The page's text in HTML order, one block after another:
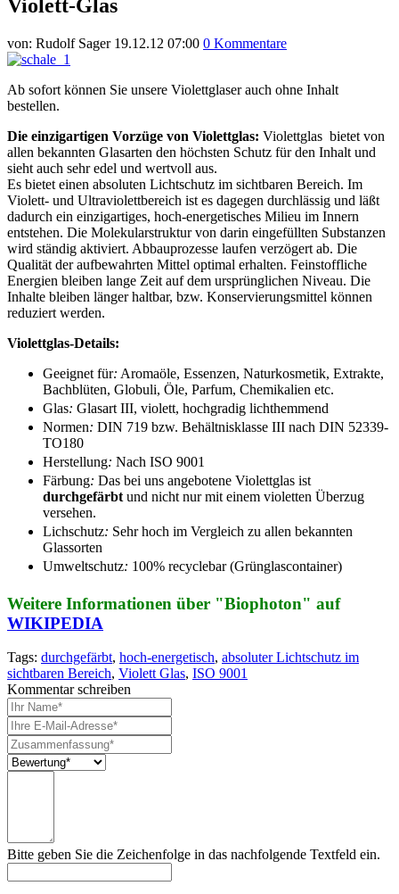
Violett-Glas
von: Rudolf Sager 19.12.12 07:00 0 Kommentare
Ab sofort können Sie unsere Violettglaser auch ohne Inhalt
bestellen.
Die einzigartigen Vorzüge von Violettglas: Violettglas bietet von
allen bekannten Glasarten den höchsten Schutz für den Inhalt und
sieht auch sehr edel und wertvoll aus.
Es bietet einen absoluten Lichtschutz im sichtbaren Bereich. Im
Violett- und Ultraviolettbereich ist es dagegen durchlässig und läßt
dadurch ein einzigartiges, hoch-energetisches Milieu im Innern
entstehen. Die Molekularstruktur von darin eingefüllten Substanzen
wird ständig aktiviert. Abbauprozesse laufen verzögert ab. Die
Qualität der aufbewahrten Mittel optimal erhalten. Feinstoffliche
Energien bleiben lange Zeit auf dem ursprünglichen Niveau. Die
Inhalte bleiben länger haltbar, bzw. Konservierungsmittel können
reduziert werden.
Violettglas-Details:
Geeignet für: Aromaöle, Essenzen, Naturkosmetik, Extrakte,
Bachblüten, Globuli, Öle, Parfum, Chemikalien etc.
Glas: Glasart III, violett, hochgradig lichthemmend
Normen: DIN 719 bzw. Behältnisklasse III nach DIN 52339-
TO180
Herstellung: Nach ISO 9001
Färbung: Das bei uns angebotene Violettglas ist
durchgefärbt und nicht nur mit einem violetten Überzug
versehen.
Lichschutz: Sehr hoch im Vergleich zu allen bekannten
Glassorten
Umweltschutz: 100% recyclebar (Grünglascontainer)
Weitere Informationen über "Biophoton" auf
WIKIPEDIA
Tags: durchgefärbt, hoch-energetisch, absoluter Lichtschutz im
sichtbaren Bereich, Violett Glas, ISO 9001
Kommentar schreiben
Bitte geben Sie die Zeichenfolge in das nachfolgende Textfeld ein.